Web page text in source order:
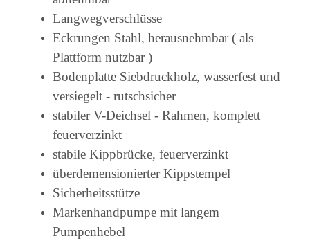
Langwegverschlüsse
Eckrungen Stahl, herausnehmbar ( als
Plattform nutzbar )
Bodenplatte Siebdruckholz, wasserfest und
versiegelt - rutschsicher
stabiler V-Deichsel - Rahmen, komplett
feuerverzinkt
stabile Kippbrücke, feuerverzinkt
überdemensionierter Kippstempel
Sicherheitsstütze
Markenhandpumpe mit langem
Pumpenhebel